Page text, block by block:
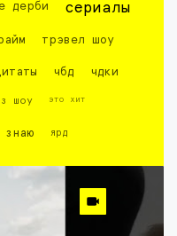
дерби сериалы
трэвел шоу
чбд чдки
шоу это хит
ярд